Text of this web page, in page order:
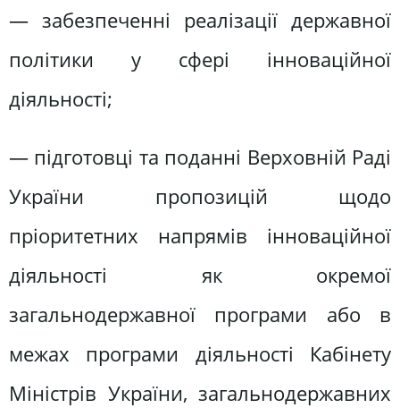
— забезпеченні реалізації державної
політики у сфері інноваційної
діяльності;
— підготовці та поданні Верховній Раді
України пропозицій щодо
пріоритетних напрямів інноваційної
діяльності як окремої
загальнодержавної програми або в
межах програми діяльності Кабінету
Міністрів України, загальнодержавних